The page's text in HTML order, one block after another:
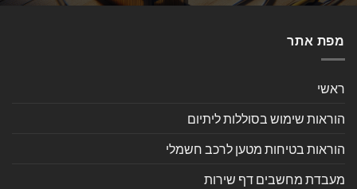
מפת אתר
ראשי
הוראות שימוש בסוללות ליתיום
הוראות בטיחות מטען לרכב חשמלי
מעבדת מחשבים דף שירות